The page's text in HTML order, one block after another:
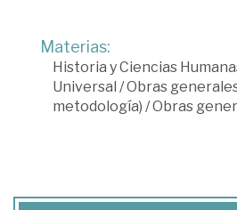
Materias:
Historia y Ciencias
Universal /Obras
metodología) /Obras